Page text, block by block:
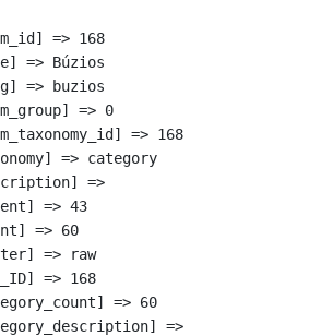
=> 168
=> Búzios
=> buzios
=> 0
=> 168
=> category
=>
=> 43
=> 60
=> raw
=> 168
=> 60
=>